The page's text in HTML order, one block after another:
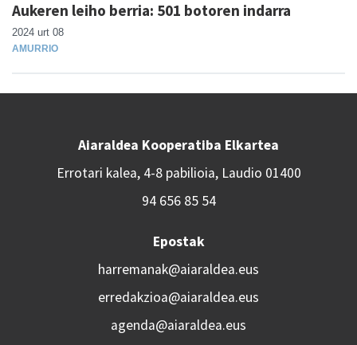
Aukeren leiho berria: 501 botoren indarra
2024 urt 08
AMURRIO
Aiaraldea Kooperatiba Elkartea
Errotari kalea, 4-8 pabilioia, Laudio 01400
94 656 85 54
Epostak
harremanak@aiaraldea.eus
erredakzioa@aiaraldea.eus
agenda@aiaraldea.eus